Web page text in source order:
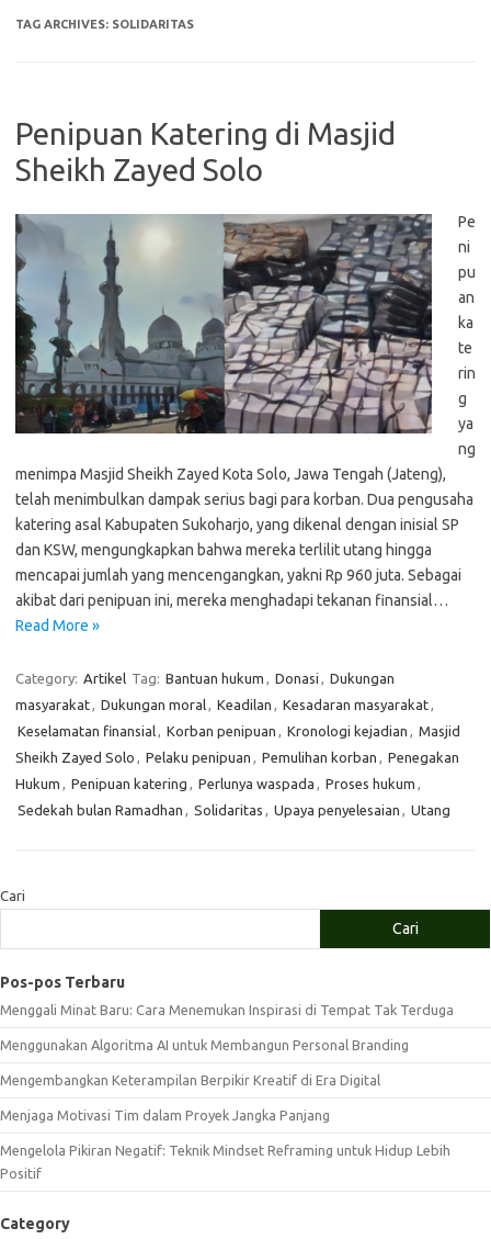
TAG ARCHIVES: SOLIDARITAS
Penipuan Katering di Masjid
Sheikh Zayed Solo
Pe
ni
pu
an
ka
te
rin
g
ya
ng
menimpa Masjid Sheikh Zayed Kota Solo, Jawa Tengah (Jateng),
telah menimbulkan dampak serius bagi para korban. Dua pengusaha
katering asal Kabupaten Sukoharjo, yang dikenal dengan inisial SP
dan KSW, mengungkapkan bahwa mereka terlilit utang hingga
mencapai jumlah yang mencengangkan, yakni Rp 960 juta. Sebagai
akibat dari penipuan ini, mereka menghadapi tekanan finansial…
Read More »
Category: Artikel Tag: Bantuan hukum , Donasi , Dukungan
masyarakat, Dukungan moral, Keadilan , Kesadaran masyarakat,
Keselamatan finansial, Korban penipuan , Kronologi kejadian , Masjid
Sheikh Zayed Solo , Pelaku penipuan , Pemulihan korban , Penegakan
Hukum , Penipuan katering , Perlunya waspada , Proses hukum ,
Sedekah bulan Ramadhan , Solidaritas , Upaya penyelesaian , Utang
Cari
Cari
Pos-pos Terbaru
Menggali Minat Baru: Cara Menemukan Inspirasi di Tempat Tak Terduga
Menggunakan Algoritma AI untuk Membangun Personal Branding
Mengembangkan Keterampilan Berpikir Kreatif di Era Digital
Menjaga Motivasi Tim dalam Proyek Jangka Panjang
Mengelola Pikiran Negatif: Teknik Mindset Reframing untuk Hidup Lebih
Positif
Category